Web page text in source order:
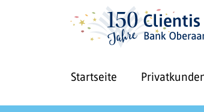
Startseite